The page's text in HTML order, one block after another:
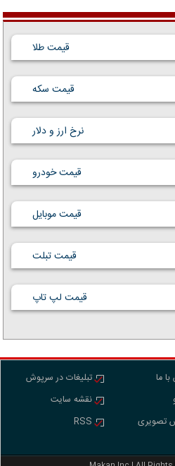
قیمت طلا
قیمت سکه
نرخ ارز و دلار
قیمت خودرو
قیمت موبایل
قیمت تبلت
قیمت لپ تاپ
ما
تصویری
تبلیغات در سرپوش
نقشه سایت
RSS